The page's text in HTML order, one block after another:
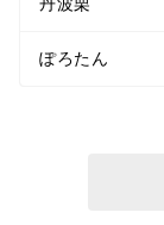
ぽろたん